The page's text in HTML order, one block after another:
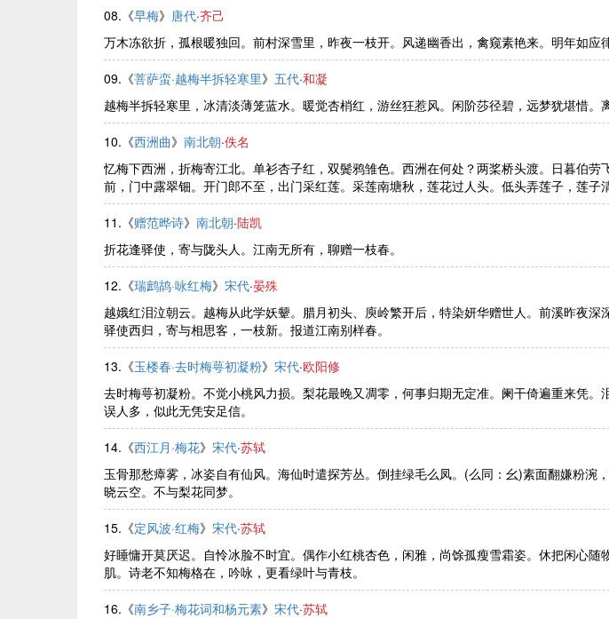
08.《早梅》 唐代·齐己
万木冻欲折，孤根暖独回。前村深雪里，昨夜一枝开。风递幽香出，禽窥素艳来。明年如应
09.《菩萨蛮·越梅半拆轻寒里》 五代·和凝
越梅半拆轻寒里，冰清淡薄笼蓝水。暖觉杏梢红，游丝狂惹风。闲阶莎径碧，远梦犹堪惜。
10.《西洲曲》 南北朝·佚名
忆梅下西洲，折梅寄江北。单衫杏子红，双鬓鸦雏色。西洲在何处？两桨桥头渡。日暮伯劳
前，门中露翠钿。开门郎不至，出门采红莲。采莲南塘秋，莲花过人头。低头弄莲子，莲子
11.《赠范晔诗》 南北朝·陆凯
折花逢驿使，寄与陇头人。江南无所有，聊赠一枝春。
12.《瑞鹧鸪·咏红梅》 宋代·晏殊
越娥红泪泣朝云。越梅从此学妖颦。腊月初头、庾岭繁开后，特染妍华赠世人。前溪昨夜深
驿使西归，寄与相思客，一枝新。报道江南别样春。
13.《玉楼春·去时梅萼初凝粉》 宋代·欧阳修
去时梅萼初凝粉。不觉小桃风力损。梨花最晚又凋零，何事归期无定准。阑干倚遍重来凭。
误人多，似此无凭安足信。
14.《西江月·梅花》 宋代·苏轼
玉骨那愁瘴雾，冰姿自有仙风。海仙时遣探芳丛。倒挂绿毛么凤。(么同：幺)素面翻嫌粉涴
晓云空。不与梨花同梦。
15.《定风波·红梅》 宋代·苏轼
好睡慵开莫厌迟。自怜冰脸不时宜。偶作小红桃杏色，闲雅，尚馀孤瘦雪霜姿。休把闲心随
肌。诗老不知梅格在，吟咏，更看绿叶与青枝。
16.《南乡子·梅花词和杨元素》 宋代·苏轼